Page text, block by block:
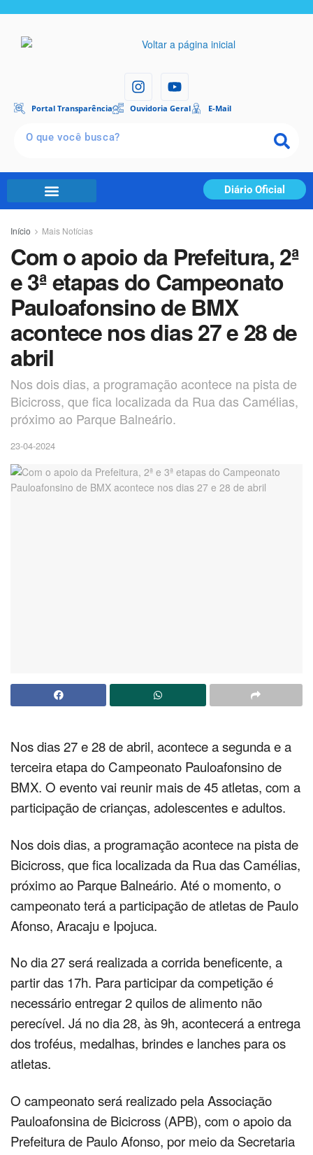
Portal Transparência Ouvidoria Geral E-Mail
Diário Oficial
Início Mais Notícias
Com o apoio da Prefeitura, 2ª
e 3ª etapas do Campeonato
Pauloafonsino de BMX
acontece nos dias 27 e 28 de
abril
Nos dois dias, a programação acontece na pista de
Bicicross, que fica localizada da Rua das Camélias,
próximo ao Parque Balneário.
23-04-2024
Nos dias 27 e 28 de abril, acontece a segunda e a
terceira etapa do Campeonato Pauloafonsino de
BMX. O evento vai reunir mais de 45 atletas, com a
participação de crianças, adolescentes e adultos.
Nos dois dias, a programação acontece na pista de
Bicicross, que fica localizada da Rua das Camélias,
próximo ao Parque Balneário. Até o momento, o
campeonato terá a participação de atletas de Paulo
Afonso, Aracaju e Ipojuca.
No dia 27 será realizada a corrida beneficente, a
partir das 17h. Para participar da competição é
necessário entregar 2 quilos de alimento não
perecível. Já no dia 28, às 9h, acontecerá a entrega
dos troféus, medalhas, brindes e lanches para os
atletas.
O campeonato será realizado pela Associação
Pauloafonsina de Bicicross (APB), com o apoio da
Prefeitura de Paulo Afonso, por meio da Secretaria